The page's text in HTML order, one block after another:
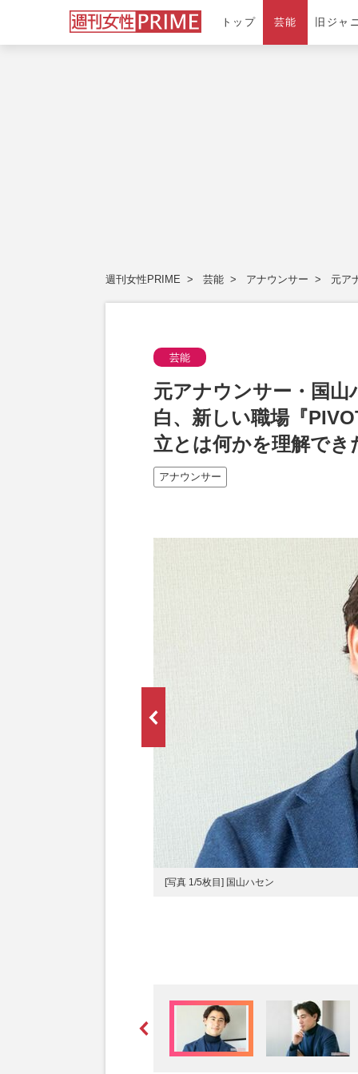
トップ 芸能 旧ジャ
週刊女性PRIME 芸能 アナウンサー 元ア
芸能
元アナウンサー・国
白、新しい職場『
立とは何かを理解でき
アナウンサー
[写真 1/5枚目] 国山ハセン